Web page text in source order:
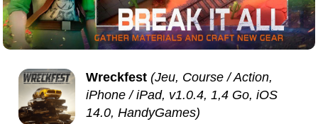
Wreckfest (Jeu, Course / Action,
iPhone / iPad, v1.0.4, 1,4 Go, iOS
14.0, HandyGames)